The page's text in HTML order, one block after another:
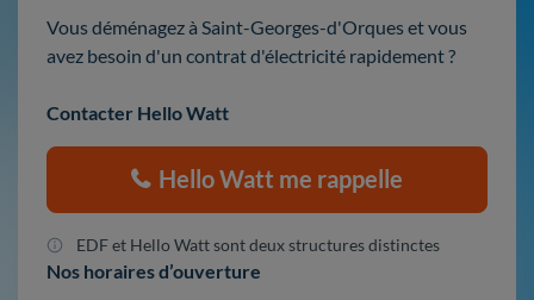
Vous déménagez à Saint-Georges-d'Orques et vous
avez besoin d'un contrat d'électricité rapidement ?
Contacter Hello Watt
Hello Watt me rappelle
EDF et Hello Watt sont deux structures distinctes
Nos horaires d’ouverture